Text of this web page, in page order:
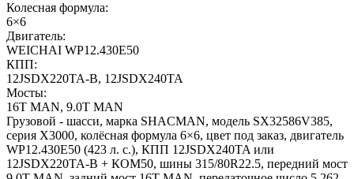
Колесная формула:
6×6
Двигатель:
WEICHAI WP12.430E50
КПП:
12JSDX220TA-B, 12JSDX240TA
Мосты:
16T MAN, 9.0T MAN
Грузовой - шасси, марка SHACMAN, модель SX32586V385,
серия X3000, колёсная формула 6×6, цвет под заказ, двигатель
WP12.430E50 (423 л. с.), КПП 12JSDX240TA или
12JSDX220TA-B + КОМ50, шины 315/80R22.5, передний мост